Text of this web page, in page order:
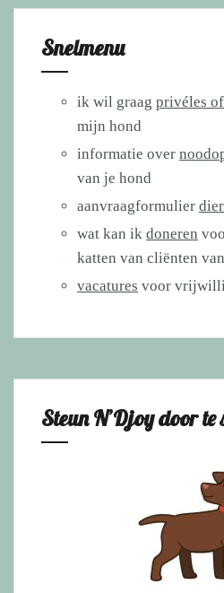
Snelmenu
ik wil graag privéles
mijn hond
informatie over
van je hond
aanvraagformulier
wat kan ik doneren
katten van cliënten
vacatures voor
Steun N’Djoy door te